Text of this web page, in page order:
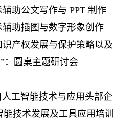
助公文写作与 PPT 制作
助插图与数字形象创作
产权发展与保护策略以
：圆桌主题研讨会
工智能技术与应用头部
技术发展及工具应用培